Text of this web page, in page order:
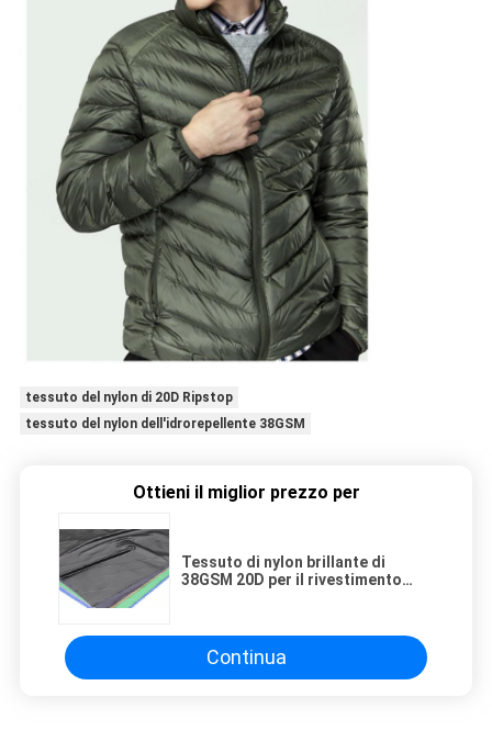
tessuto del nylon di 20D Ripstop
tessuto del nylon dell'idrorepellente 38GSM
Ottieni il miglior prezzo per
Tessuto di nylon brillante di
38GSM 20D per il rivestimento
Continua